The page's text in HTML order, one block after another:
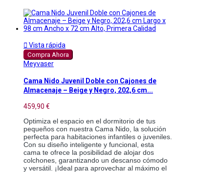
 Vista rápida
Compra Ahora
Meyvaser
Cama Nido Juvenil Doble con Cajones de
Almacenaje – Beige y Negro, 202,6 cm...
459,90 €
Optimiza el espacio en el dormitorio de tus
pequeños con nuestra Cama Nido, la solución
perfecta para habitaciones infantiles o juveniles.
Con su diseño inteligente y funcional, esta
cama te ofrece la posibilidad de alojar dos
colchones, garantizando un descanso cómodo
y versátil. ¡Ideal para aprovechar al máximo el